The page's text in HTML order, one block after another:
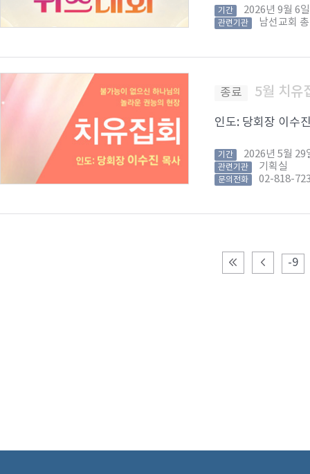
기간 2026년 9월 6
관련기관 남선교회
종료 5월 치유
인도: 당회장 이수
기간 2026년 5월 29
관련기관 기획실
문의전화 02-818-
-9